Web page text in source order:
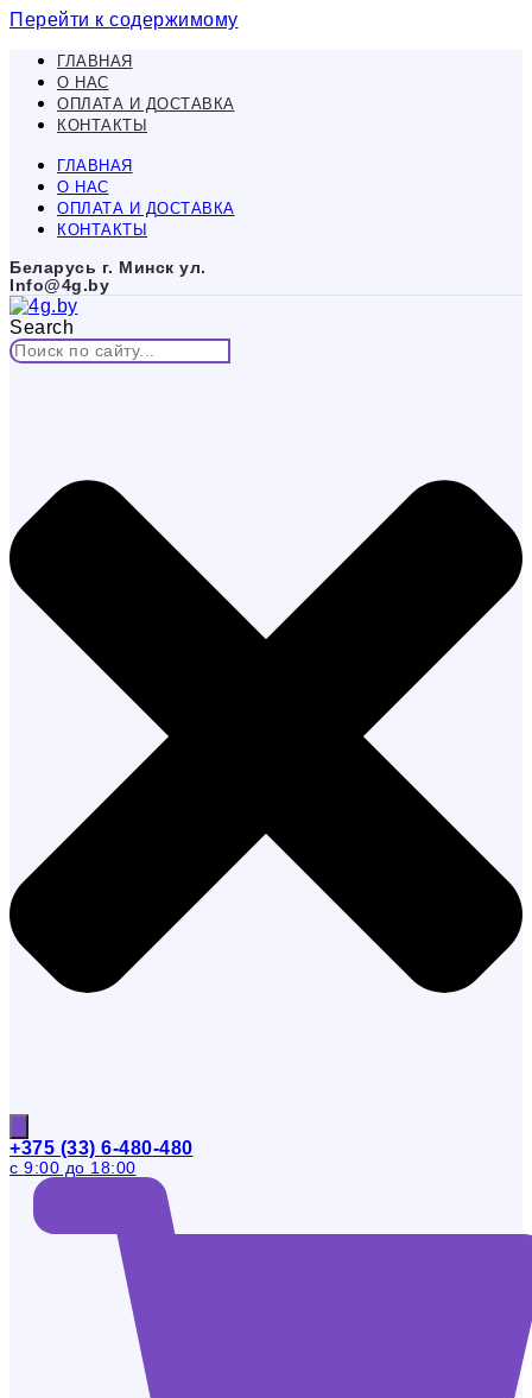
Перейти к содержимому
ГЛАВНАЯ
О НАС
ОПЛАТА И ДОСТАВКА
КОНТАКТЫ
ГЛАВНАЯ
О НАС
ОПЛАТА И ДОСТАВКА
КОНТАКТЫ
Беларусь г. Минск ул.
Info@4g.by
Search
+375 (33) 6-480-480
с 9:00 до 18:00